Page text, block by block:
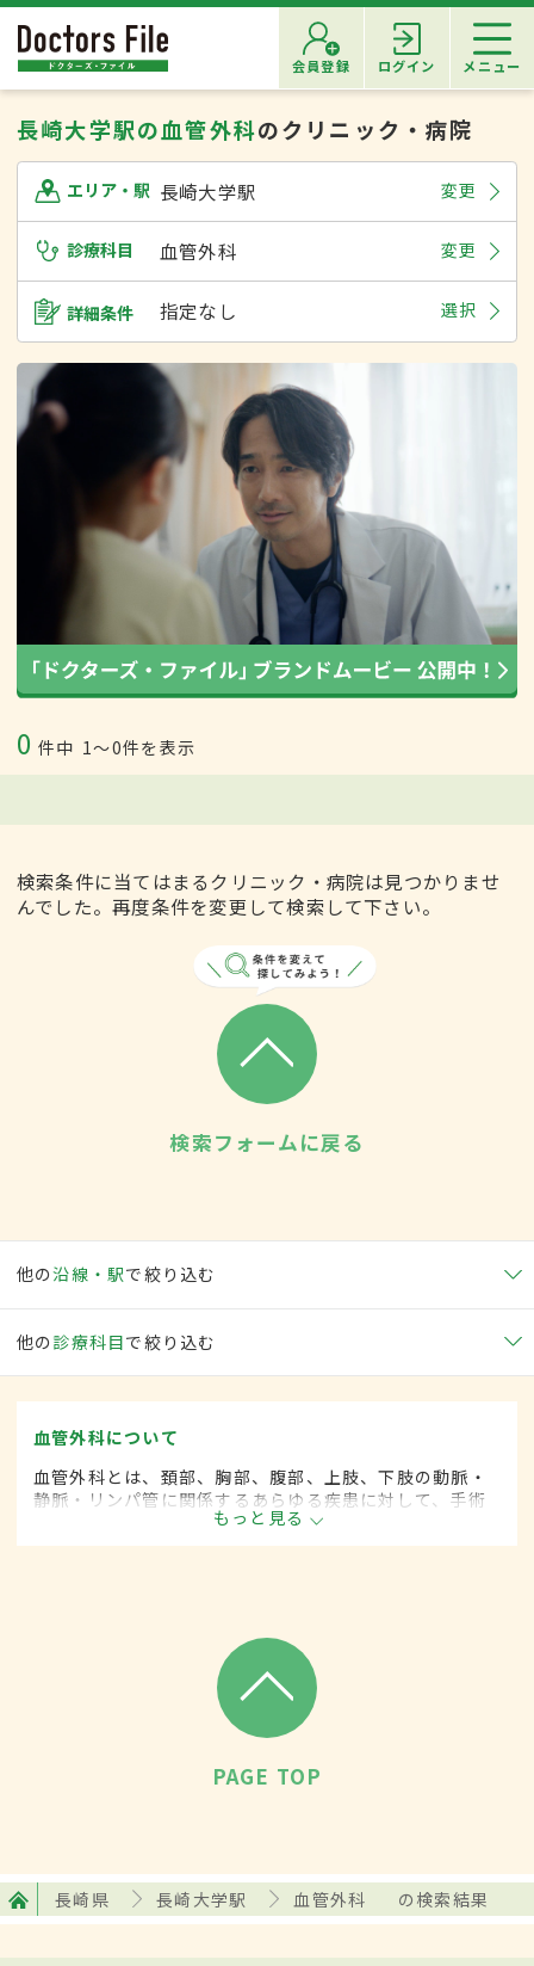
会員登録 ログイン メニュー
長崎大学駅の血管外科のクリニック・病院
エリア・駅 長崎大学駅 変更
診療科目 血管外科 変更
詳細条件 指定なし 選択
0 件中 1〜0件を表示
検索条件に当てはまるクリニック・病院は見つかりませ
んでした。再度条件を変更して検索して下さい。
検索フォームに戻る
他の沿線・駅で絞り込む
他の 診療科目で絞り込む
血管外科について
血管外科とは、頚部、胸部、腹部、上肢、下肢の動脈・
静脈・リンパ管に関係するあらゆる疾患に対して、手術
的な方法によって治療する外科の一領域で、血管系をよ
り専門としています。
もっと見る
PAGE TOP
長崎県 長崎大学駅 血管外科 の検索結果